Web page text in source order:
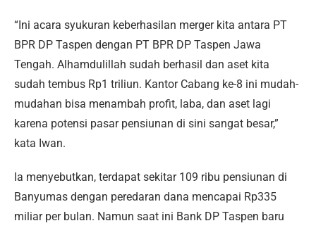
“Ini acara syukuran keberhasilan merger kita antara PT
BPR DP Taspen dengan PT BPR DP Taspen Jawa
Tengah. Alhamdulillah sudah berhasil dan aset kita
sudah tembus Rp1 triliun. Kantor Cabang ke-8 ini mudah-
mudahan bisa menambah profit, laba, dan aset lagi
karena potensi pasar pensiunan di sini sangat besar,”
kata Iwan.
Ia menyebutkan, terdapat sekitar 109 ribu pensiunan di
Banyumas dengan peredaran dana mencapai Rp335
miliar per bulan. Namun saat ini Bank DP Taspen baru